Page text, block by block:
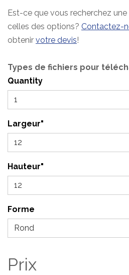
Est-ce que vous recherchez
celles des options? Contactez-
obtenir votre devis!
Types de fichiers pour
Quantity
Largeur"
Hauteur"
Forme
Prix